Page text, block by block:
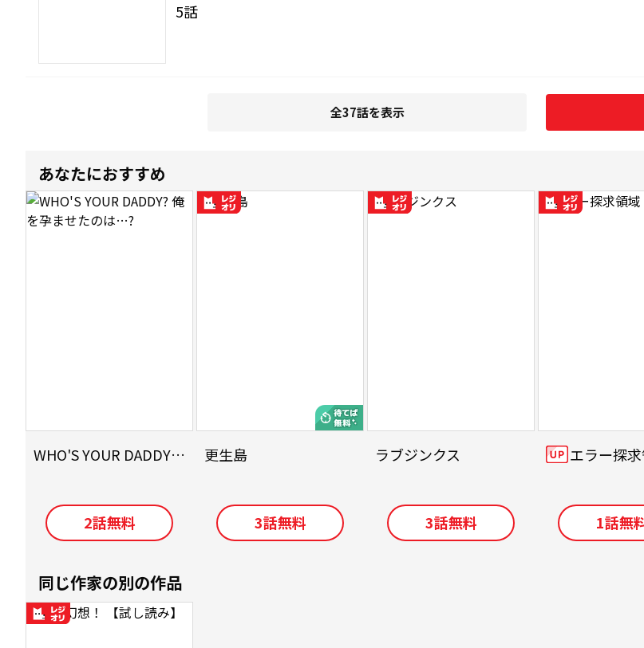
5話
全37話を表示
あなたにおすすめ
WHO'S YOUR DADDY? 俺を孕ませたのは…?
2話無料
更生島
3話無料
ラブジンクス
3話無料
エラー探
1話無
同じ作家の別の作品